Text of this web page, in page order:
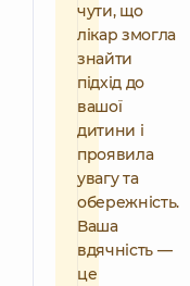
чути, що
лікар змогла
знайти
підхід до
вашої
дитини і
проявила
увагу та
обережність.
Ваша
вдячність —
це